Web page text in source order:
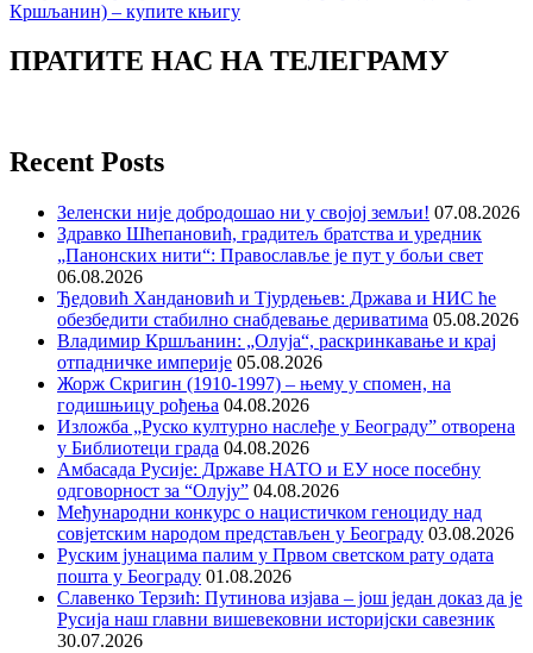
ПРАТИТЕ НАС НА ТЕЛЕГРАМУ
Recent Posts
Зеленски није добродошао ни у својој земљи! 07.08.2026
Здравко Шћепановић, градитељ братства и уредник
„Панонских нити“: Православље је пут у бољи свет
06.08.2026
Ђедовић Хандановић и Тјурдењев: Држава и НИС ће
обезбедити стабилно снабдевање дериватима 05.08.2026
Владимир Кршљанин: „Олуја“, раскринкавање и крај
отпадничке империје 05.08.2026
Жорж Скригин (1910-1997) – њему у спомен, на
годишњицу рођења 04.08.2026
Изложба „Руско културно наслеђе у Београду” отворена
у Библиотеци града 04.08.2026
Амбасада Русије: Државе НАТО и ЕУ носе посебну
одговорност за “Олују” 04.08.2026
Међународни конкурс о нацистичком геноциду над
совјетским народом представљен у Београду 03.08.2026
Руским јунацима палим у Првом светском рату одата
пошта у Београду 01.08.2026
Славенко Терзић: Путинова изјава – још један доказ да је
Русија наш главни вишевековни историјски савезник
30.07.2026